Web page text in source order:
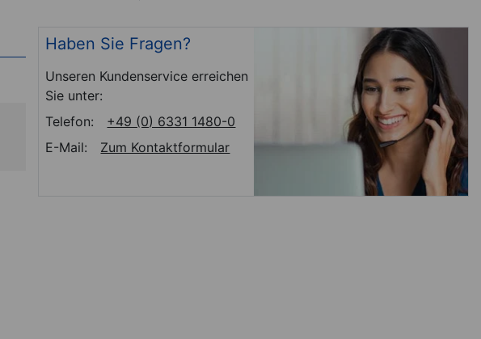
Haben Sie Fragen?
Unseren Kundenservice erreichen
Sie unter:
Telefon:
+49 (0) 6331 1480-0
E-Mail:
Zum Kontaktformular